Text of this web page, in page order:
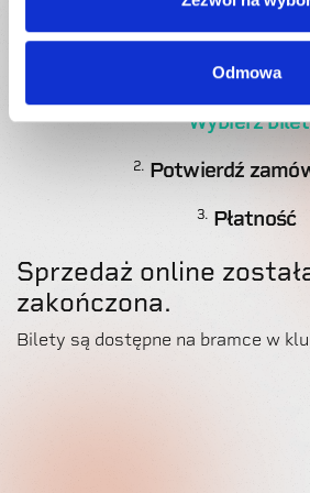
Odmowa
1. Wybierz
2. Potwierdź
3. Płatność
Sprzedaż online
zakończona.
Bilety są dostępne na bramce w